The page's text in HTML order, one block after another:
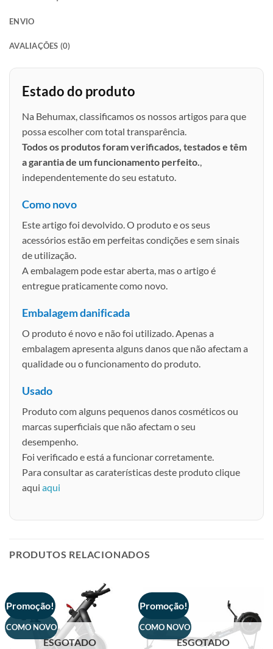
ENVIO
AVALIAÇÕES (0)
Estado do produto
Na Behumax, classificamos os nossos artigos para que
possa escolher com total transparência.
Todos os produtos foram verificados, testados e têm
a garantia de um funcionamento perfeito.,
independentemente do seu estatuto.
Como novo
Este artigo foi devolvido. O produto e os seus
acessórios estão em perfeitas condições e sem sinais
de utilização.
A embalagem pode estar aberta, mas o artigo é
entregue praticamente como novo.
Embalagem danificada
O produto é novo e não foi utilizado. Apenas a
embalagem apresenta alguns danos que não afectam a
qualidade ou o funcionamento do produto.
Usado
Produto com alguns pequenos danos cosméticos ou
marcas superficiais que não afectam o seu
desempenho.
Foi verificado e está a funcionar corretamente.
Para consultar as caraterísticas deste produto clique
aqui aqui
PRODUTOS RELACIONADOS
Promoção!
COMO NOVO
ESGOTADO
Promoção!
COMO NOVO
ESGOTADO